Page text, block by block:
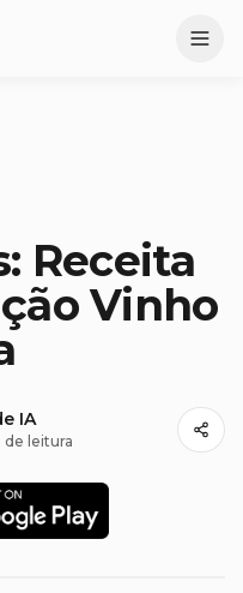
Receita
Vinho
IA
de leitura